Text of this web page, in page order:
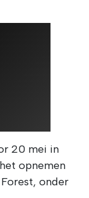
20 mei in
opnemen
onder